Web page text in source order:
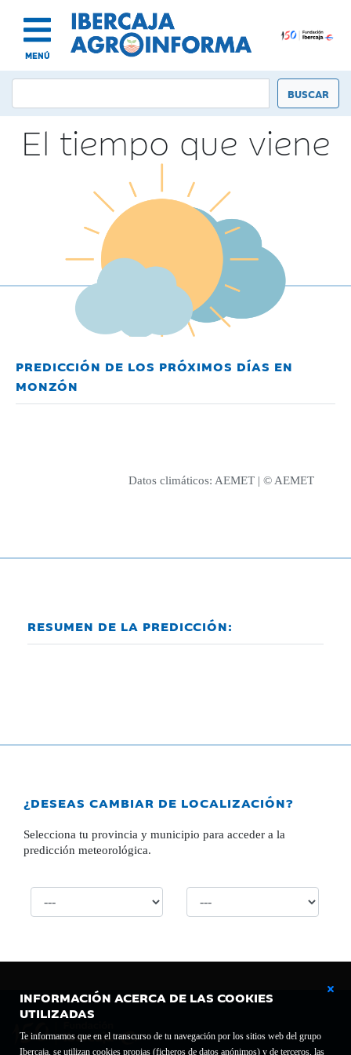
MENÚ
INFORMACIÓN ACERCA DE LAS COOKIES
UTILIZADAS
Te informamos que en el transcurso de tu navegación por los sitios web del grupo
Ibercaja, se utilizan cookies propias (ficheros de datos anónimos) y de terceros, las
El tiempo que viene
PREDICCIÓN DE LOS PRÓXIMOS DÍAS EN
MONZÓN
Datos climáticos: AEMET | © AEMET
RESUMEN DE LA PREDICCIÓN:
¿DESEAS CAMBIAR DE LOCALIZACIÓN?
Selecciona tu provincia y municipio para acceder a la
predicción meteorológica.